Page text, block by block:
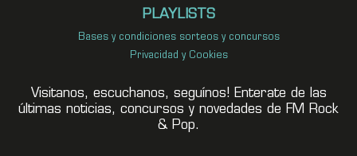
PLAYLISTS
Bases y condiciones sorteos y concursos
Privacidad y Cookies
Visitanos, escuchanos, seguínos! Enterate de las
últimas noticias, concursos y novedades de FM Rock
& Pop.